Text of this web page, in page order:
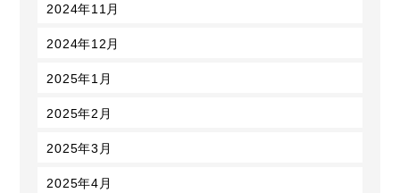
2024年11月
2024年12月
2025年1月
2025年2月
2025年3月
2025年4月